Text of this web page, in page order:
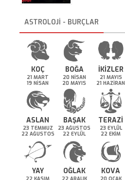
ASTROLOJİ - BURÇLAR
KOÇ
21 MART
19 NİSAN
BOĞA
20 NİSAN
20 MAYIS
İKİZLER
21 MAYIS
21 HAZİRAN
ASLAN
23 TEMMUZ
22 AĞUSTOS
BAŞAK
23 AĞUSTOS
22 EYLÜL
TERAZİ
23 EYLÜL
22 EKİM
YAY OĞLAK KOVA